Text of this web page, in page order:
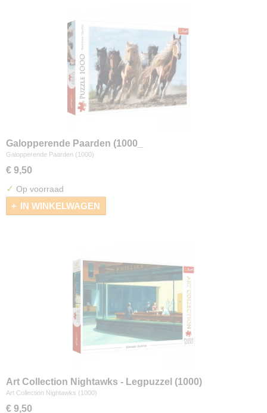
Galopperende Paarden (1000_
Galopperende Paarden (1000)
€ 9,50
✓ Op voorraad
IN WINKELWAGEN
Art Collection Nightawks - Legpuzzel (1000)
Art Collection Nightawks (1000)
€ 9,50